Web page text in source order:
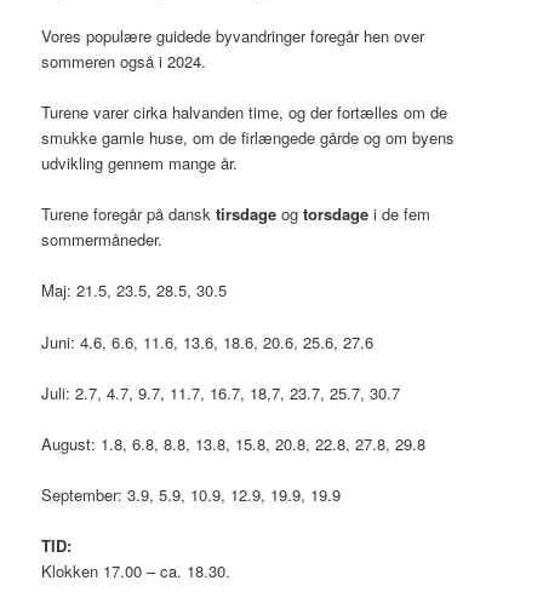
Vores populære guidede byvandringer foregår hen over
sommeren også i 2024.
Turene varer cirka halvanden time, og der fortælles om de
smukke gamle huse, om de firlængede gårde og om byens
udvikling gennem mange år.
Turene foregår på dansktirsdage ogtorsdage i de fem
sommermåneder.
Maj: 21.5, 23.5, 28.5, 30.5
Juni: 4.6, 6.6, 11.6, 13.6, 18.6, 20.6, 25.6, 27.6
Juli: 2.7, 4.7, 9.7, 11.7, 16.7, 18,7, 23.7, 25.7, 30.7
August: 1.8, 6.8, 8.8, 13.8, 15.8, 20.8, 22.8, 27.8, 29.8
September: 3.9, 5.9, 10.9, 12.9, 19.9, 19.9
TID:
Klokken 17.00 – ca. 18.30.